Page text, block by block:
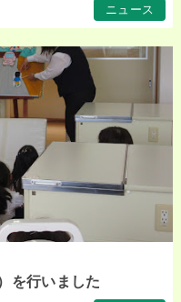
ニュース
を行いました